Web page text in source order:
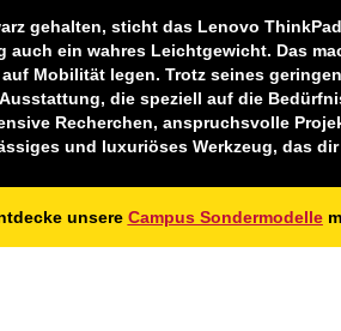
gehalten, sticht das Lenovo
auch ein wahres Leichtgewicht. Das
Mobilität legen. Trotz seines
die speziell auf die
Recherchen, anspruchsvolle
und luxuriöses Werkzeug, das
unsere Campus Sondermodelle